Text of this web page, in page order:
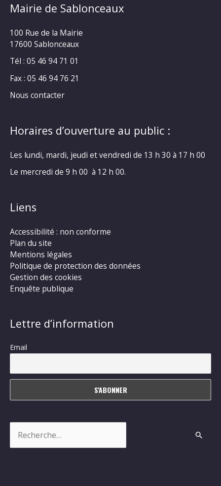
Mairie de Sablonceaux
100 Rue de la Mairie
17600 Sablonceaux
Tél : 05 46 94 71 01
Fax : 05 46 94 76 21
Nous contacter
Horaires d’ouverture au public :
Les lundi, mardi, jeudi et vendredi de 13 h 30 à 17 h 00
Le mercredi de 9 h 00 à 12 h 00.
Liens
Accessibilité : non conforme
Plan du site
Mentions légales
Politique de protection des données
Gestion des cookies
Enquête publique
Lettre d’information
Email